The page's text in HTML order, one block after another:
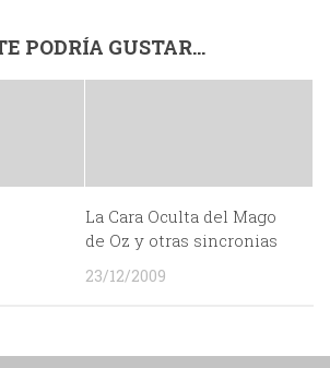
PODRÍA GUSTAR...
La Cara Oculta del Mago
de Oz y otras sincronias
23/12/2009